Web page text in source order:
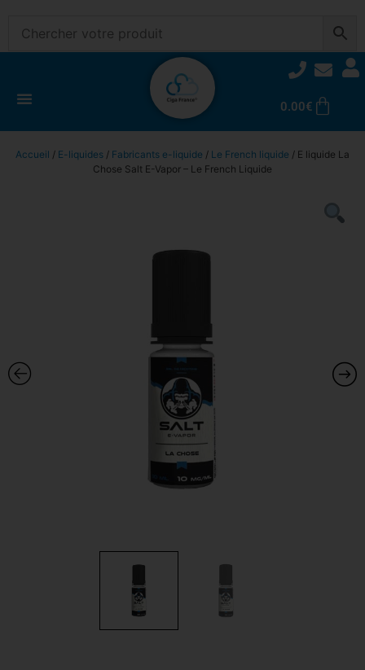
0.00€
Accueil / E-liquides / Fabricants e-liquide / Le French liquide / E liquide La
Chose Salt E-Vapor – Le French Liquide